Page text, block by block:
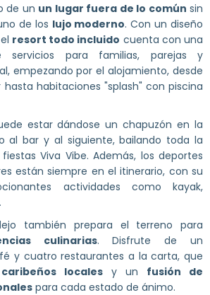
de un un lugar fuera de lo común sin
de los lujo moderno. Con un diseño
resort todo incluido cuenta con una
servicios para familias, parejas y
empezando por el alojamiento, desde
habitaciones "splash" con piscina
estar dándose un chapuzón en la
al bar y al siguiente, bailando toda la
Viva Vibe. Además, los deportes
están siempre en el itinerario, con su
actividades como kayak,
también prepara el terreno para
culinarias. Disfrute de un
y cuatro restaurantes a la carta, que
locales y un fusión de
para cada estado de ánimo.